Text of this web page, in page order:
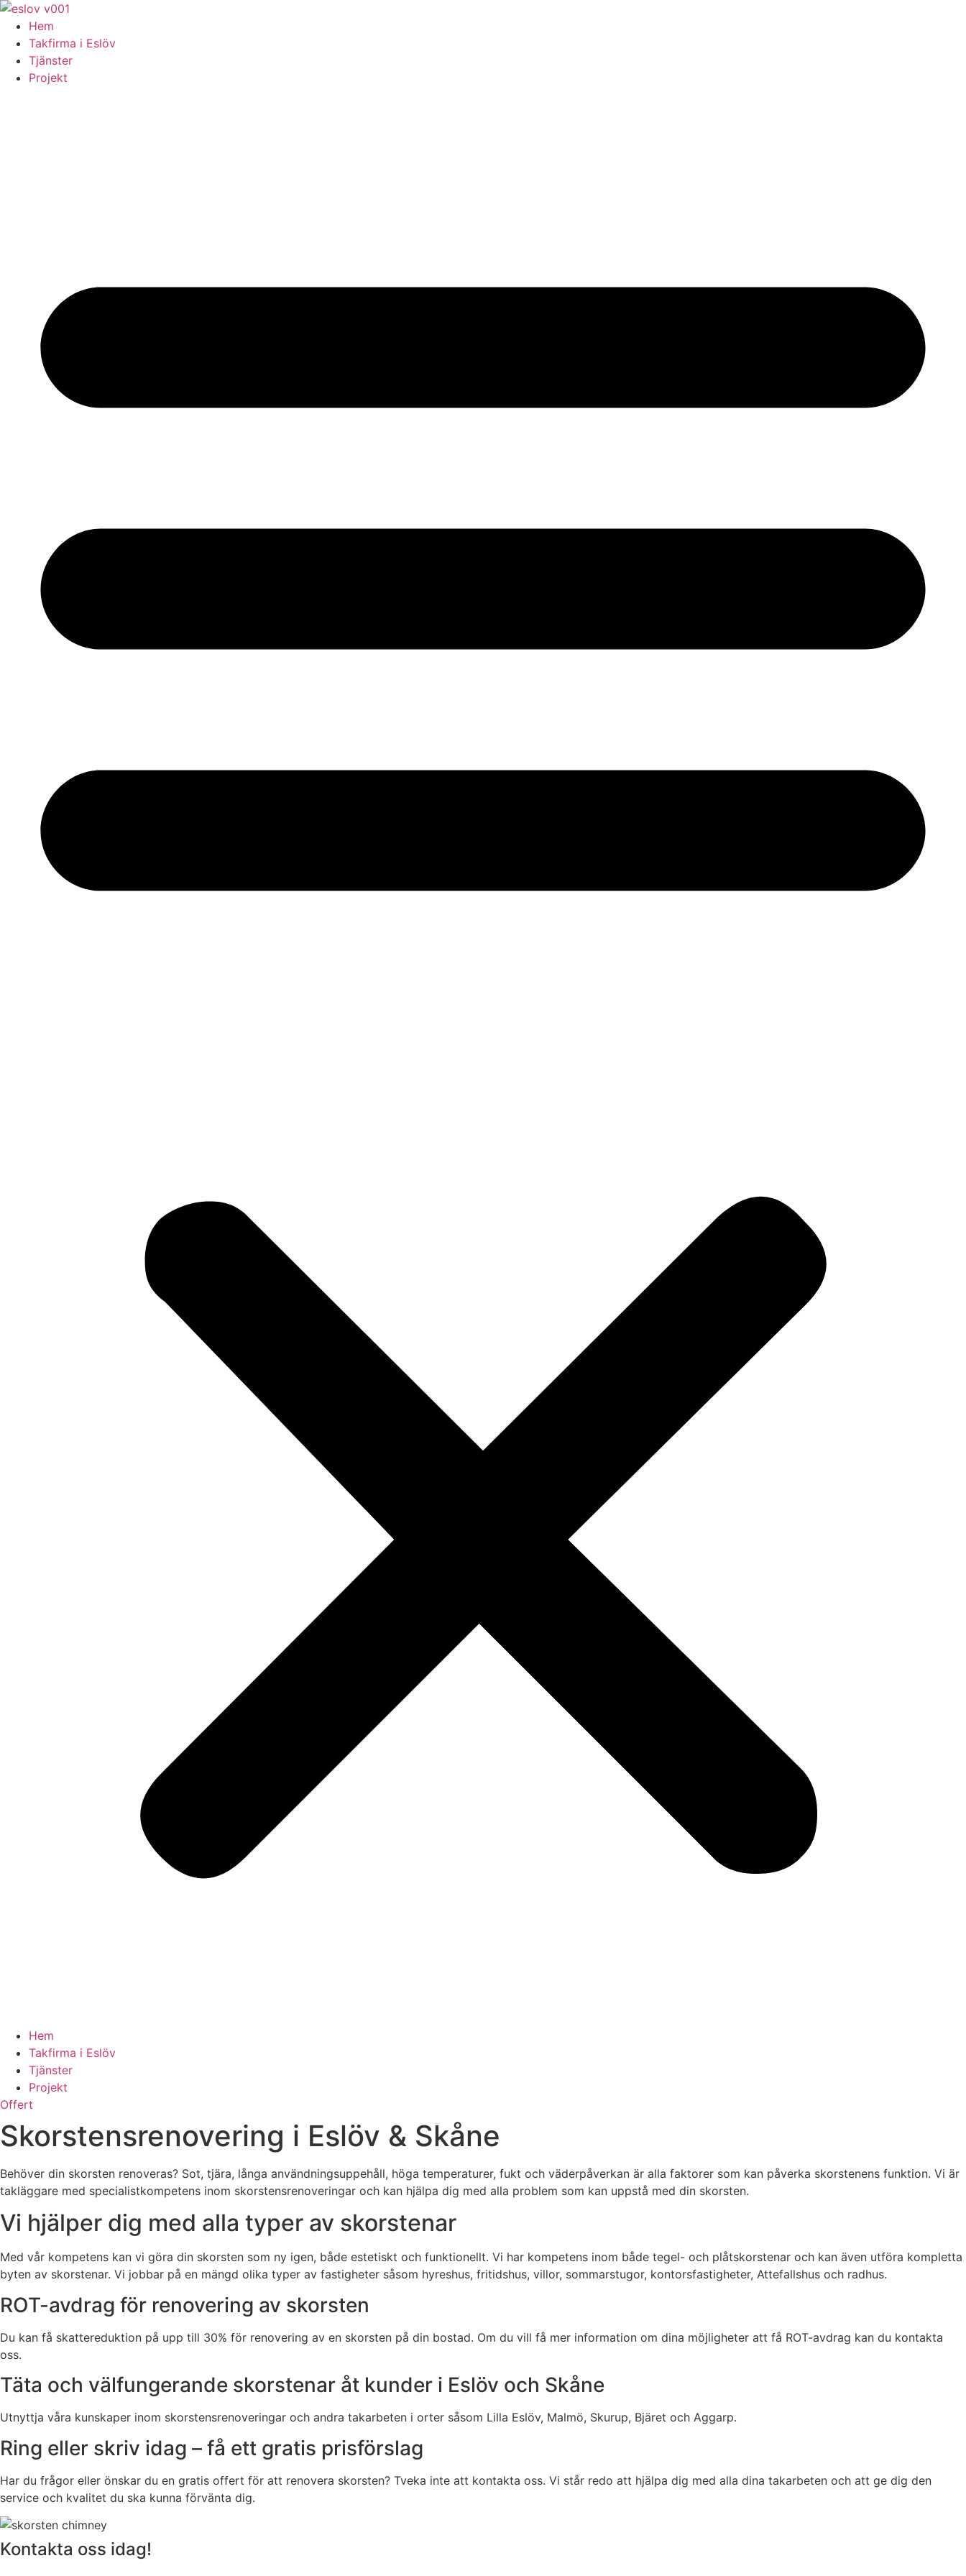
Skip
content
Hem
Takfirma i Eslöv
Tjänster
Projekt
Hem
Takfirma i Eslöv
Tjänster
Projekt
Offert
Skorstensrenovering i Eslöv & Skåne
Behöver din skorsten renoveras? Sot, tjära, långa användningsuppehåll, höga temperaturer, fukt och väderpåverkan är alla faktorer som kan påverka skorstenens funktion. Vi är
takläggare med specialistkompetens inom skorstensrenoveringar och kan hjälpa dig med alla problem som kan uppstå med din skorsten.
Vi hjälper dig med alla typer av skorstenar
Med vår kompetens kan vi göra din skorsten som ny igen, både estetiskt och funktionellt. Vi har kompetens inom både tegel- och plåtskorstenar och kan även utföra kompletta
byten av skorstenar. Vi jobbar på en mängd olika typer av fastigheter såsom hyreshus, fritidshus, villor, sommarstugor, kontorsfastigheter, Attefallshus och radhus.
ROT-avdrag för renovering av skorsten
Du kan få skattereduktion på upp till 30% för renovering av en skorsten på din bostad. Om du vill få mer information om dina möjligheter att få ROT-avdrag kan du kontakta
oss.
Täta och välfungerande skorstenar åt kunder i Eslöv och Skåne
Utnyttja våra kunskaper inom skorstensrenoveringar och andra takarbeten i orter såsom Lilla Eslöv, Malmö, Skurup, Bjäret och Aggarp.
Ring eller skriv idag – få ett gratis prisförslag
Har du frågor eller önskar du en gratis offert för att renovera skorsten? Tveka inte att kontakta oss. Vi står redo att hjälpa dig med alla dina takarbeten och att ge dig den
service och kvalitet du ska kunna förvänta dig.
Kontakta oss idag!